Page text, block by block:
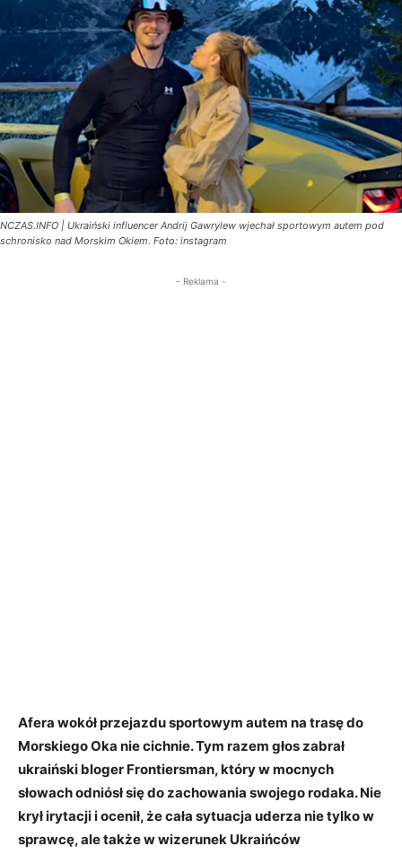
NCZAS.INFO | Ukraiński influencer Andrij Gawrylew wjechał sportowym autem pod
schronisko nad Morskim Okiem. Foto: instagram
- Reklama -
Afera wokół przejazdu sportowym autem na trasę do
Morskiego Oka nie cichnie. Tym razem głos zabrał
ukraiński bloger Frontiersman, który w mocnych
słowach odniósł się do zachowania swojego rodaka. Nie
krył irytacji i ocenił, że cała sytuacja uderza nie tylko w
sprawcę, ale także w wizerunek Ukraińców